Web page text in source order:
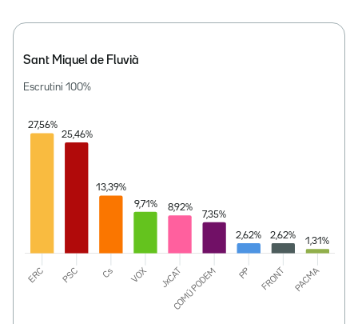
Sant Miquel de Fluvià
Escrutini 100%